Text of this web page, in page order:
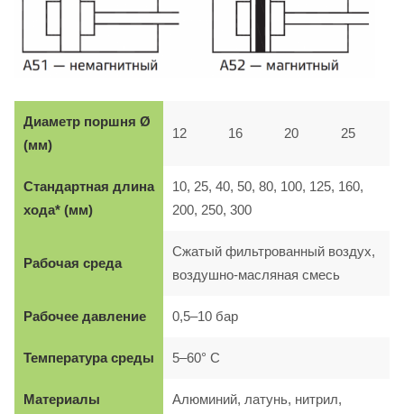
Диаметр поршня Ø
(мм)
12 16 20 25
Стандартная длина
хода* (мм)
10, 25, 40, 50, 80, 100, 125, 160,
200, 250, 300
Рабочая среда
Сжатый фильтрованный воздух,
воздушно-масляная смесь
Рабочее давление 0,5–10 бар
Температурасреды 5–60° C
Материалы
Алюминий, латунь, нитрил,